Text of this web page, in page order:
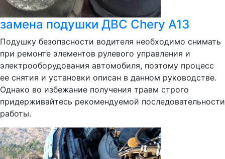
замена подушки ДВС Chery A13
Подушку безопасности водителя необходимо снимать
при ремонте элементов рулевого управления и
электрооборудования автомобиля, поэтому процесс
ее снятия и установки описан в данном руководстве.
Однако во избежание получения травм строго
придерживайтесь рекомендуемой последовательности
работы.